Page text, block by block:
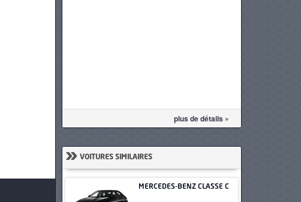
plus de détails »
» VOITURES SIMILAIRES
MERCEDES-BENZ CLASSE C